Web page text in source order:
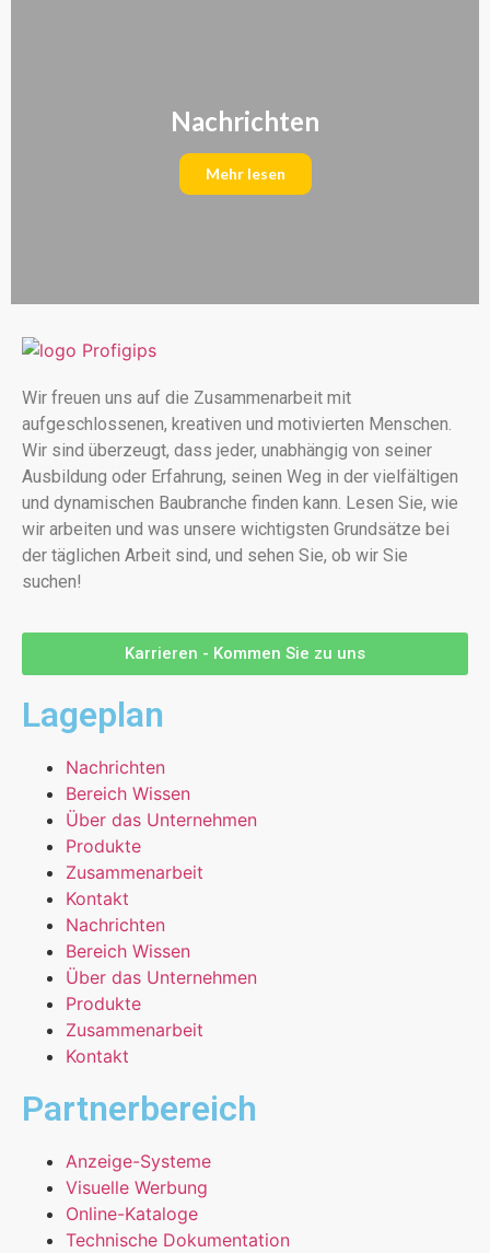
Nachrichten
Mehr lesen
Wir freuen uns auf die Zusammenarbeit mit
aufgeschlossenen, kreativen und motivierten Menschen.
Wir sind überzeugt, dass jeder, unabhängig von seiner
Ausbildung oder Erfahrung, seinen Weg in der vielfältigen
und dynamischen Baubranche finden kann. Lesen Sie, wie
wir arbeiten und was unsere wichtigsten Grundsätze bei
der täglichen Arbeit sind, und sehen Sie, ob wir Sie
suchen!
Karrieren - Kommen Sie zu uns
Lageplan
Nachrichten
Bereich Wissen
Über das Unternehmen
Produkte
Zusammenarbeit
Kontakt
Nachrichten
Bereich Wissen
Über das Unternehmen
Produkte
Zusammenarbeit
Kontakt
Partnerbereich
Anzeige-Systeme
Visuelle Werbung
Online-Kataloge
Technische Dokumentation